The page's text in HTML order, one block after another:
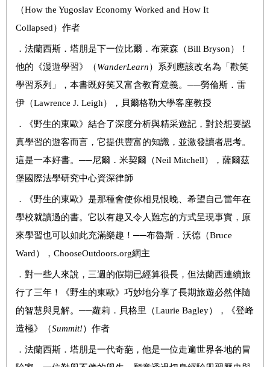
（How the Yugoslav Economy Worked and How It
Collapsed）作者
． 法蘭西斯．塔朋是下一位比爾．布萊森（Bill Bryson）！
他的《漫遊學習》（WanderLearn）系列應該改名為「歡笑
學習系列」，本書既好笑又富含教育意義。 ──勞倫斯．雷
伊（Lawrence J. Leigh），貝爾格勒大學客座教授
．
《野生的東歐》結合了深度分析與精采遊記，對於想要認
真學習的遊客而言，它提供豐富的知識，並激發讀者思考。
這是一本好書。 ──尼爾．米契爾（Neil Mitchell），薩爾茲
堡國際法學研究中心資深律師
．
《野生的東歐》是那種會使你相見恨晚、希望自己當年在
學校就讀過的書。它以有趣又令人難忘的方式呈現事實，原
來學習也可以如此充滿樂趣！ ──布魯斯．沃德（Bruce
Ward）， ChooseOutdoors.org網主
． 對一些人來說，三週的假期已經算很長，但法蘭西連續旅
行了三年！《野生的東歐》巧妙地分享了長期旅遊必然伴隨
的智慧與見解。 ──蘿莉．貝格里（Laurie Bagley），《登峰
造極》（Summit!）作者
． 法蘭西斯．塔朋是一代奇葩，他是一位走遍世界各地的冒